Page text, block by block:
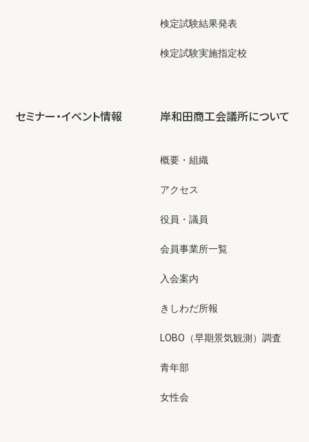
検定試験結果発表
検定試験実施指定校
セミナー・イベント情報 岸和田商工会議所について
概要・組織
アクセス
役員・議員
会員事業所一覧
入会案内
きしわだ所報
LOBO（早期景気観測）調査
青年部
女性会